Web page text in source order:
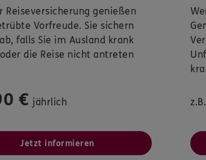
Reiseversicherung genießen
Vorfreude. Sie sichern
falls Sie im Ausland krank
die Reise nicht antreten
€ jährlich
Jetzt informieren
z.B.